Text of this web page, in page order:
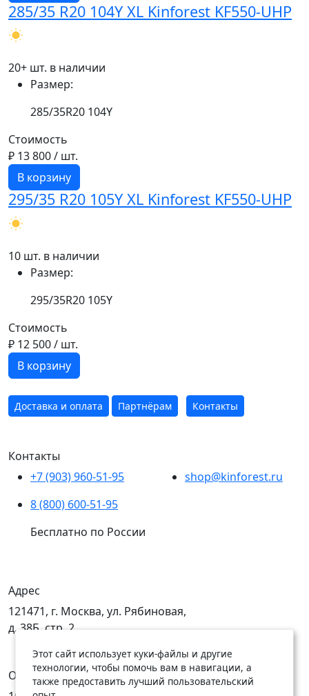
285/35 R20 104Y XL Kinforest KF550-UHP
20+ шт. в наличии
Размер:
285/35R20 104Y
Стоимость
₽ 13 800/ шт.
В корзину
295/35 R20 105Y XL Kinforest KF550-UHP
10 шт. в наличии
Размер:
295/35R20 105Y
Стоимость
₽ 12 500/ шт.
В корзину
Доставка и оплата Партнёрам Контакты
Контакты
+7 (903) 960-51-95
8 (800) 600-51-95
Бесплатно по России
shop@kinforest.ru
Адрес
121471, г. Москва, ул. Рябиновая,
д. 38Б, стр. 2
Открыты
Этот сайт использует куки-файлы и другие
технологии, чтобы помочь вам в навигации, а
также предоставить лучший пользовательский